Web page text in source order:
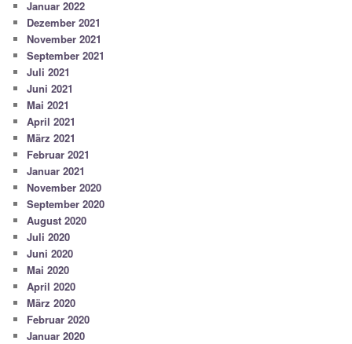
Januar 2022
Dezember 2021
November 2021
September 2021
Juli 2021
Juni 2021
Mai 2021
April 2021
März 2021
Februar 2021
Januar 2021
November 2020
September 2020
August 2020
Juli 2020
Juni 2020
Mai 2020
April 2020
März 2020
Februar 2020
Januar 2020